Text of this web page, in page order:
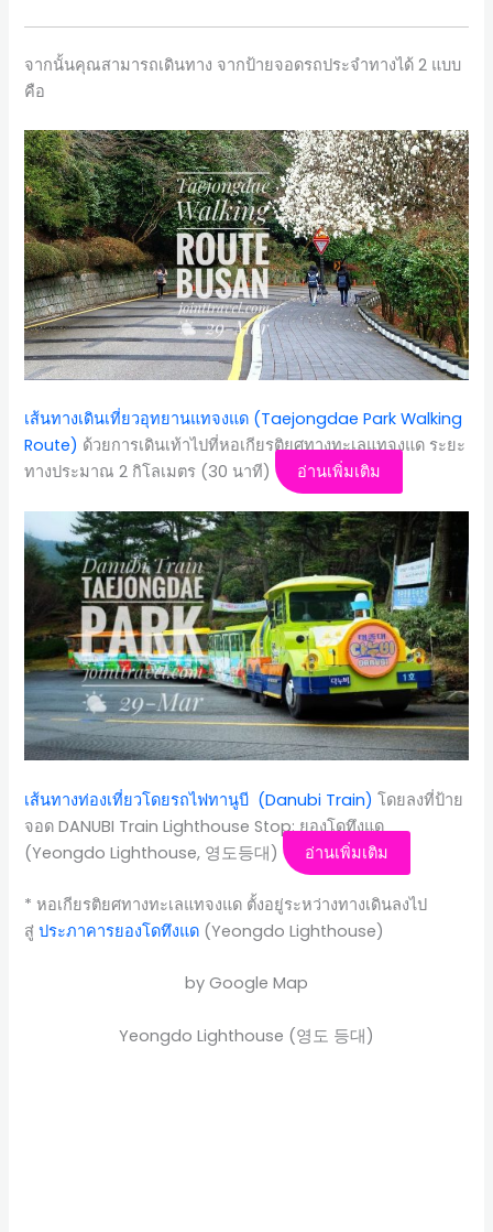
จากนั้นคุณสามารถเดินทาง จากป้ายจอดรถประจำทางได้ 2 แบบ
คือ
เส้นทางเดินเที่ยวอุทยานแทจงแด (Taejongdae Park Walking
Route) ด้วยการเดินเท้าไปที่หอเกียรติยศทางทะเลแทจงแด ระยะ
ทางประมาณ 2 กิโลเมตร (30 นาที)
อ่านเพิ่มเติม
เส้นทางท่องเที่ยวโดยรถไฟทานูบี (Danubi Train) โดยลงที่ป้าย
จอด DANUBI Train Lighthouse Stop: ยองโดทึงแด
(Yeongdo Lighthouse, 영도등대)
อ่านเพิ่มเติม
* หอเกียรติยศทางทะเลแทจงแด ตั้งอยู่ระหว่างทางเดินลงไป
สู่ประภาคารยองโดทึงแด (Yeongdo Lighthouse)
by Google Map
Yeongdo Lighthouse (영도 등대)